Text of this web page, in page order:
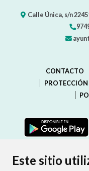
Este sitio
Calle Única, s/n
CONTACTO
PROTECCIÓN